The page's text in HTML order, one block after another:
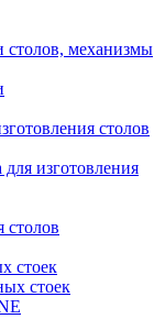
механизмы
столов
изготовления
стоек
стоек